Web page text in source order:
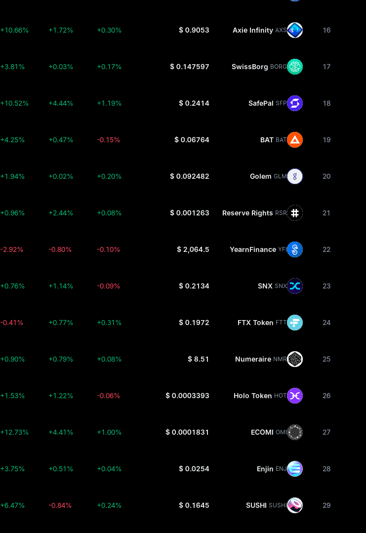
16
Axie Infinity AXS
$ 0.9053
+0.30%
+1.72%
+10.66%
17
SwissBorg BORG
$ 0.147597
+0.17%
+0.03%
+3.81%
18
SafePal SFP
$ 0.2414
+1.19%
+4.44%
+10.52%
19
BAT BAT
$ 0.06764
-0.15%
+0.47%
+4.25%
20
Golem GLM
$ 0.092482
+0.20%
+0.02%
+1.94%
21
Reserve Rights RSR
$ 0.001263
+0.08%
+2.44%
+0.96%
22
YearnFinance YFI
$ 2,064.5
-0.10%
-0.80%
-2.92%
23
SNX SNX
$ 0.2134
-0.09%
+1.14%
+0.76%
24
FTX Token FTT
$ 0.1972
+0.31%
+0.77%
-0.41%
25
Numeraire NMR
$ 8.51
+0.08%
+0.79%
+0.90%
26
Holo Token HOT
$ 0.0003393
-0.06%
+1.22%
+1.53%
27
ECOMI OMI
$ 0.0001831
+1.00%
+4.41%
+12.73%
28
Enjin ENJ
$ 0.0254
+0.04%
+0.51%
+3.75%
29
SUSHI SUSHI
$ 0.1645
+0.24%
-0.84%
+6.47%